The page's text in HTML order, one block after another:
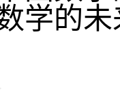
学的